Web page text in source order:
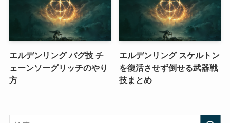
エルデンリング バグ技 チ
ェーンソーグリッチのやり
方
エルデンリング スケルトン
を復活させず倒せる武器戦
技まとめ